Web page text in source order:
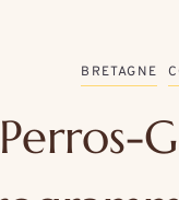
BRETAGNE
Perros-